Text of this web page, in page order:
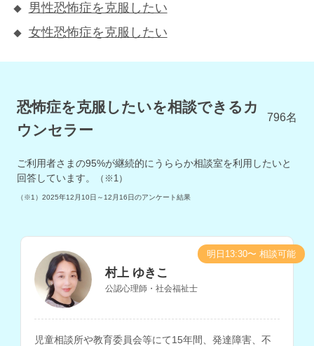
男性恐怖症を克服したい
女性恐怖症を克服したい
恐怖症を克服したいを相談できるカ
ウンセラー
796名
ご利用者さまの95%が継続的にうららか相談室を利用したいと
回答しています。
（※1）
（※1） 2025年12月10日～12月16日のアンケート結果
村上 ゆきこ
公認心理師・社会福祉士
児童相談所や教育委員会等にて15年間、発達障害、不
明日13:30〜 相談可能